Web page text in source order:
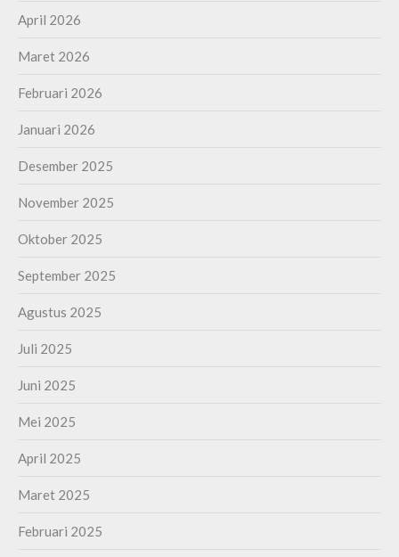
April 2026
Maret 2026
Februari 2026
Januari 2026
Desember 2025
November 2025
Oktober 2025
September 2025
Agustus 2025
Juli 2025
Juni 2025
Mei 2025
April 2025
Maret 2025
Februari 2025